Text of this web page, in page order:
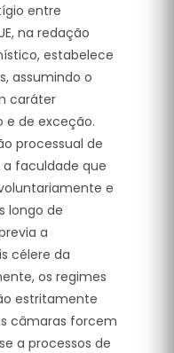
entre
na redação
estabelece
assumindo o
caráter
e de exceção.
processual de
faculdade que
e
longo de
a
célere da
os regimes
estritamente
câmaras forcem
a processos de